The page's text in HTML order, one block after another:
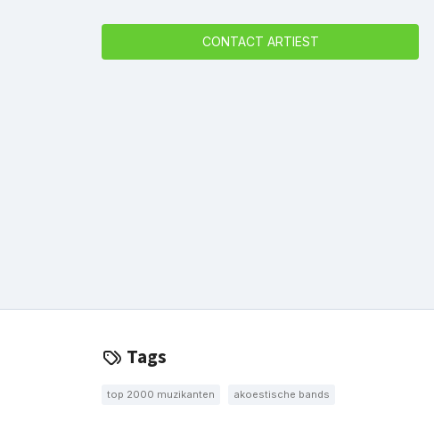
CONTACT ARTIEST
Tags
top 2000 muzikanten akoestische bands